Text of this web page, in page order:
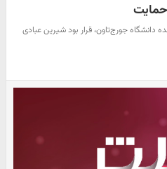
حمایت
دانشگاه جورج‌تاون، قرار بود شیرین عبادی